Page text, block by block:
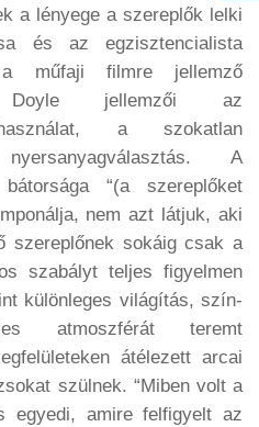
a lényege a szereplők lelki
és az egzisztencialista
a műfaji filmre jellemző
Doyle jellemzői az
használat, a szokatlan
A
“(a szereplőket
nem azt látjuk, aki
szereplőnek sokáig csak a
szabályt teljes figyelmen
különleges világítás, szín-
atmoszférát teremt
átélezett arcai
szülnek. “Miben volt a
egyedi, amire felfigyelt az